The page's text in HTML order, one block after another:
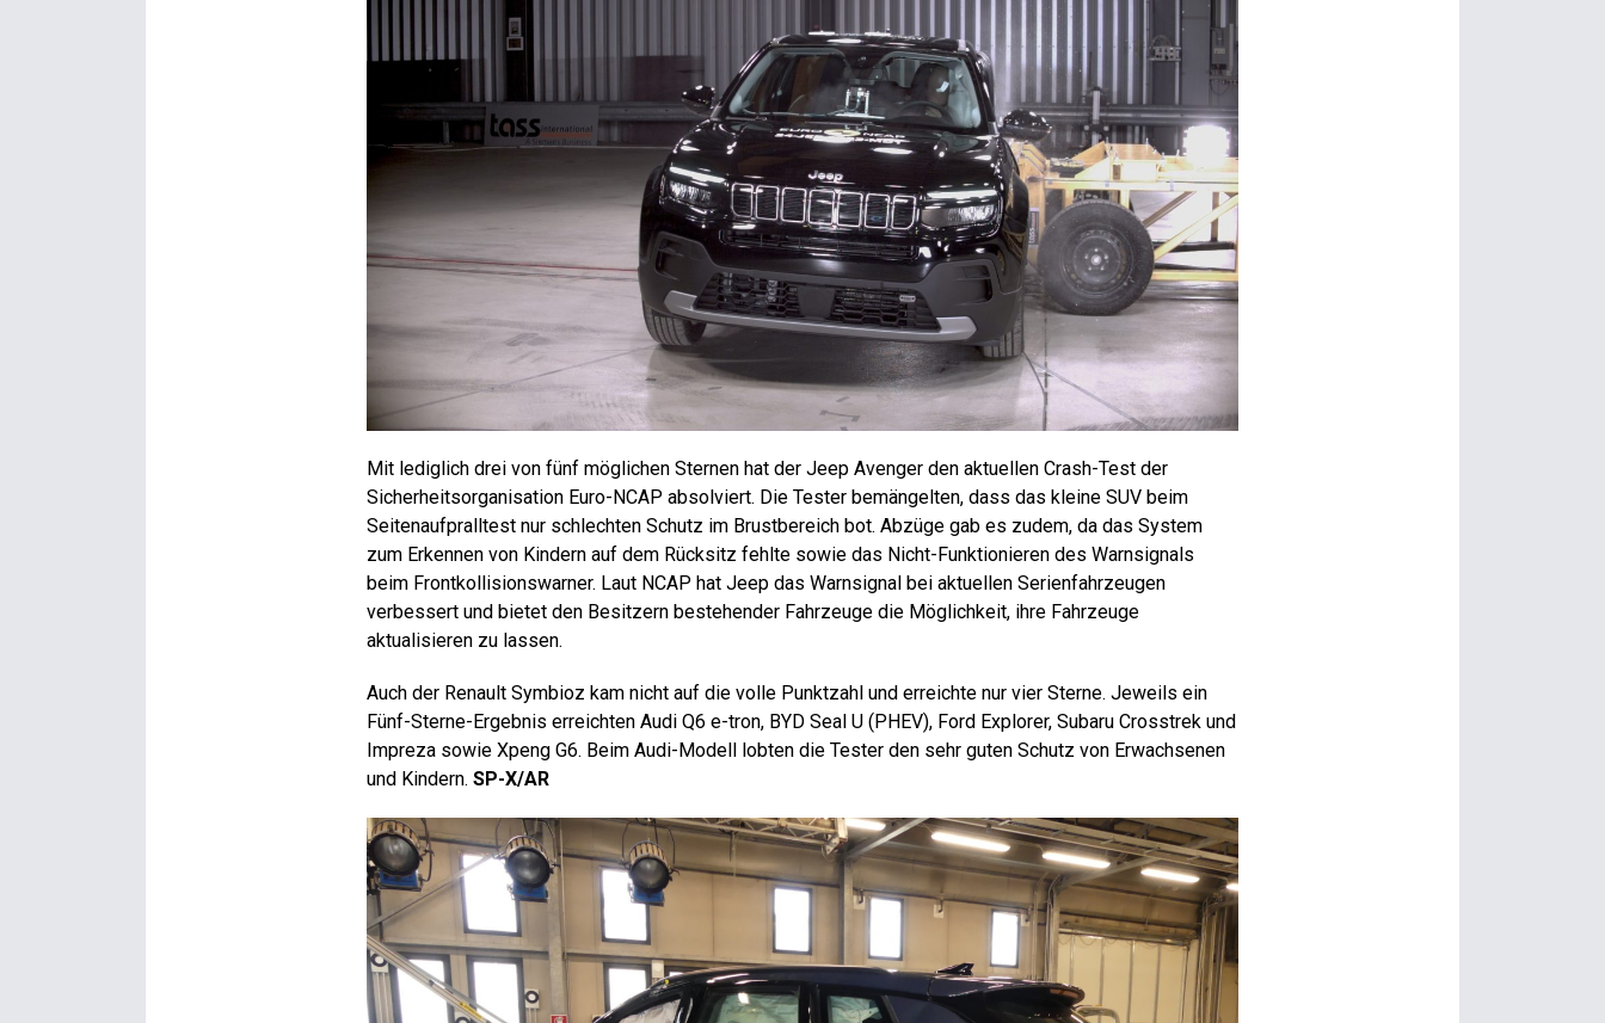
Mit lediglich drei von fünf möglichen Sternen hat der Jeep Avenger den aktuellen Crash-Test der
Sicherheitsorganisation Euro-NCAP absolviert. Die Tester bemängelten, dass das kleine SUV beim
Seitenaufpralltest nur schlechten Schutz im Brustbereich bot. Abzüge gab es zudem, da das System
zum Erkennen von Kindern auf dem Rücksitz fehlte sowie das Nicht-Funktionieren des Warnsignals
beim Frontkollisionswarner. Laut NCAP hat Jeep das Warnsignal bei aktuellen Serienfahrzeugen
verbessert und bietet den Besitzern bestehender Fahrzeuge die Möglichkeit, ihre Fahrzeuge
aktualisieren zu lassen.
Auch der Renault Symbioz kam nicht auf die volle Punktzahl und erreichte nur vier Sterne. Jeweils ein
Fünf-Sterne-Ergebnis erreichten Audi Q6 e-tron, BYD Seal U (PHEV), Ford Explorer, Subaru Crosstrek und
Impreza sowie Xpeng G6. Beim Audi-Modell lobten die Tester den sehr guten Schutz von Erwachsenen
und Kindern. SP-X/AR